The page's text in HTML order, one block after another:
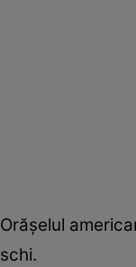
Orăşelul
schi.